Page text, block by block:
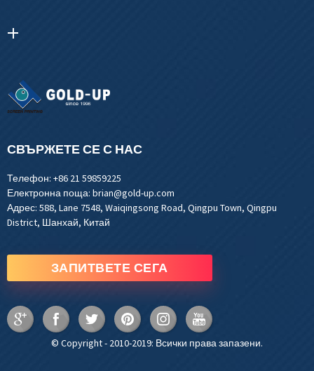
СВЪРЖЕТЕ СЕ С НАС
Телефон: +86 21 59859225
Електронна поща: brian@gold-up.com
Адрес: 588, Lane 7548, Waiqingsong Road, Qingpu Town, Qingpu
District, Шанхай, Китай
ЗАПИТВЕТЕ СЕГА
© Copyright - 2010-2019: Всички права запазени.